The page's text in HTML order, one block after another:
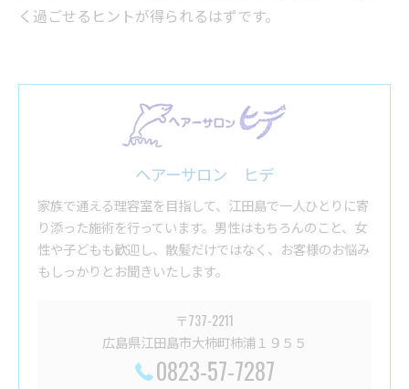
く過ごせるヒントが得られるはずです。
ヘアーサロン ヒデ
家族で通える理容室を目指して、江田島で一人ひとりに寄
り添った施術を行っています。男性はもちろんのこと、女
性や子どもも歓迎し、散髪だけではなく、お客様のお悩み
もしっかりとお聞きいたします。
〒737-2211
広島県江田島市大柿町柿浦１９５５
0823-57-7287